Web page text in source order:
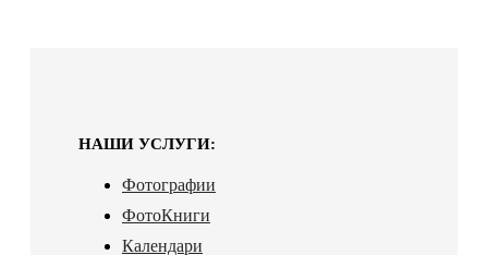
НАШИ УСЛУГИ:
Фотографии
ФотоКниги
Календари